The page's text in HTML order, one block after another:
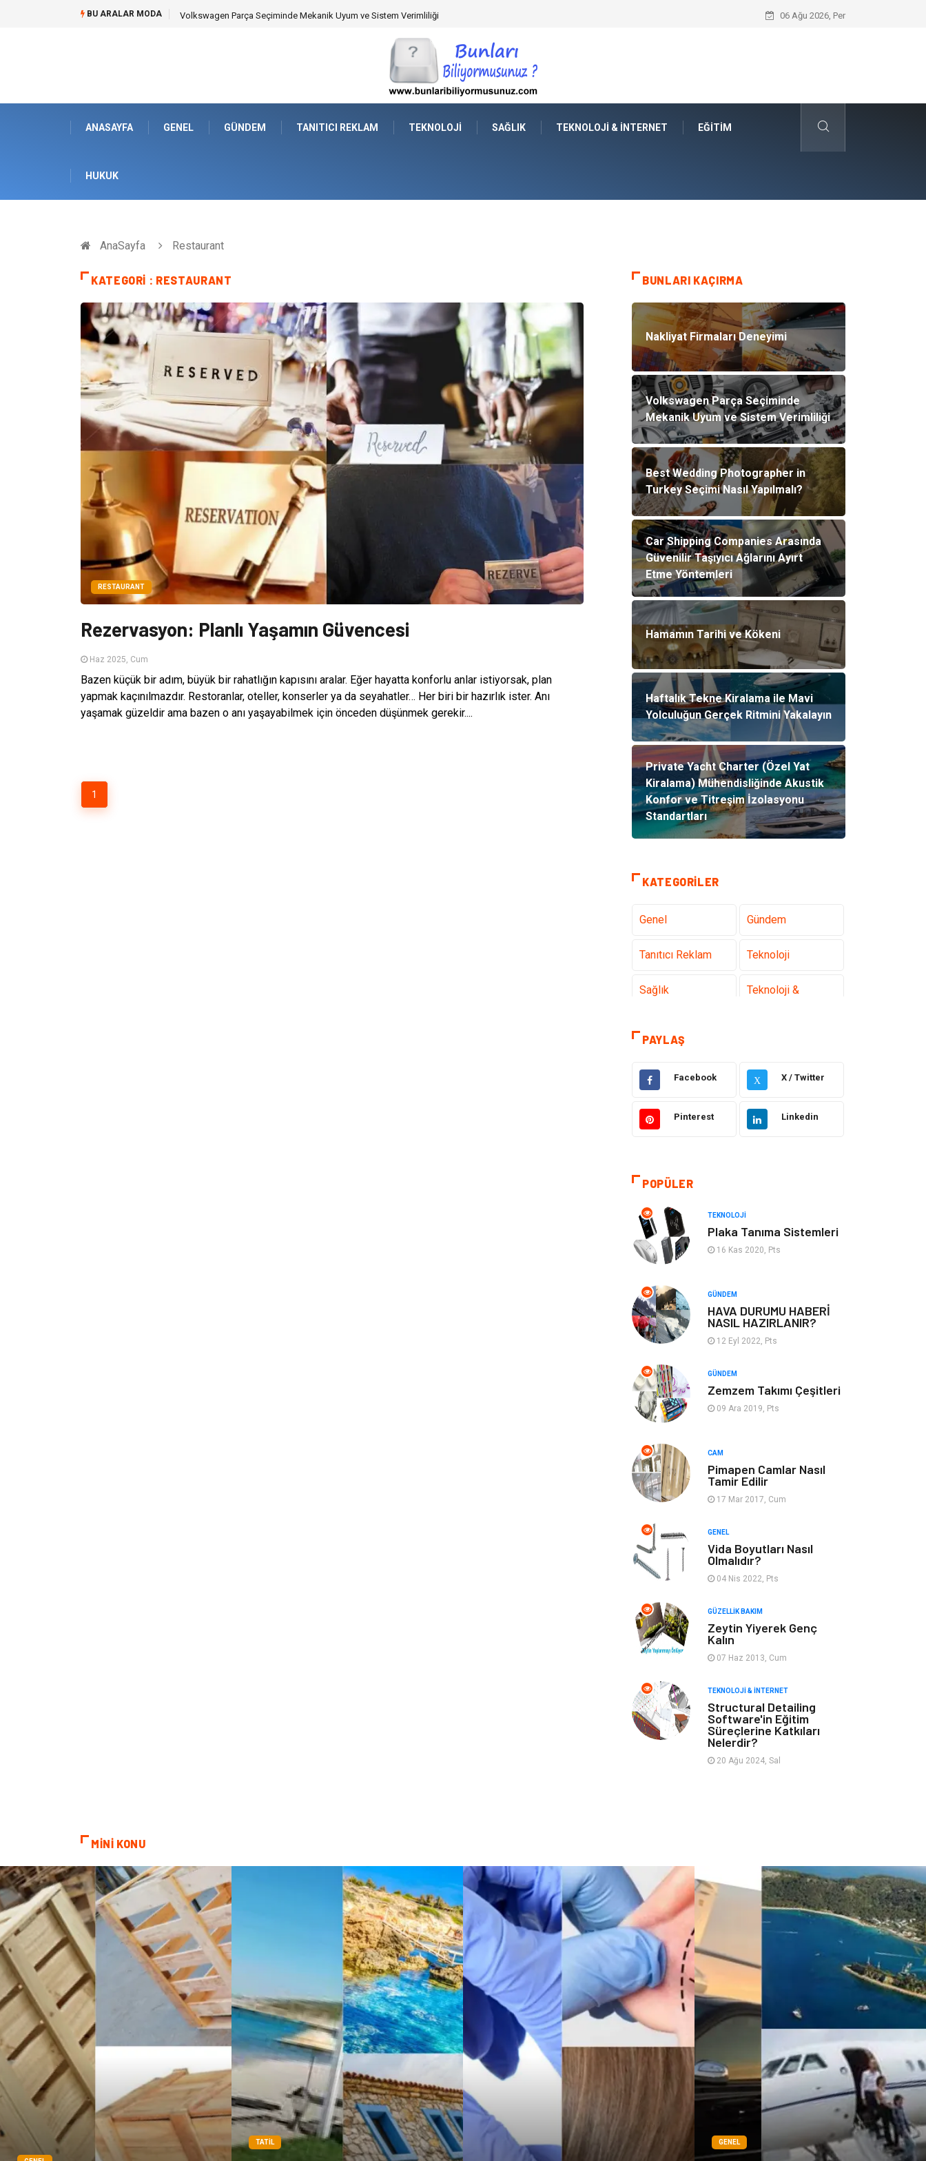
BU ARALAR MODA Best Wedding Photographer in Turkey Seçimi Nasıl Yapılmalı? Car Shipping Companies Arasında
06 Ağu 2026, Per
ANASAYFA GENEL GÜNDEM TANITICI REKLAM TEKNOLOJI SAĞLIK TEKNOLOJI & İNTERNET EĞITIM
HUKUK
AnaSayfa Restaurant
KATEGORI : RESTAURANT
RESTAURANT
Rezervasyon: Planlı Yaşamın Güvencesi
Haz 2025, Cum
Bazen küçük bir adım, büyük bir rahatlığın kapısını aralar. Eğer hayatta konforlu anlar istiyorsak, plan
yapmak kaçınılmazdır. Restoranlar, oteller, konserler ya da seyahatler… Her biri bir hazırlık ister. Anı
yaşamak güzeldir ama bazen o anı yaşayabilmek için önceden düşünmek gerekir....
1
BUNLARI KAÇIRMA
Nakliyat Firmaları Deneyimi
Volkswagen Parça Seçiminde
Mekanik Uyum ve Sistem Verimliliği
Best Wedding Photographer in
Turkey Seçimi Nasıl Yapılmalı?
Car Shipping Companies Arasında
Güvenilir Taşıyıcı Ağlarını Ayırt
Etme Yöntemleri
Hamamın Tarihi ve Kökeni
Haftalık Tekne Kiralama ile Mavi
Yolculuğun Gerçek Ritmini Yakalayın
Private Yacht Charter (Özel Yat
Kiralama) Mühendisliğinde Akustik
Konfor ve Titreşim İzolasyonu
Standartları
KATEGORILER
Genel Gündem
Tanıtıcı Reklam Teknoloji
Sağlık
Teknoloji &
Eğitim
Otomotiv
Elektrik &
Elektronik
Dekorasyon Güzellik Bakım
Tatil Yeme İçme
Emlak
Gayrimenkul Moda
Finans Ekonomi Organizasyon
Bilgisayar &
Yazılım
Mobilya
Ev İşleri
Aksesuar Tekstil
Gençlik Eğlence
İnternet Spor
Markalar
Spor Malzemeleri Borsa
Tarım &
Hayvancılık
Cam
Restaurant
PAYLAŞ
Facebook X X / Twitter
Pinterest Linkedin
POPÜLER
TEKNOLOJI
Plaka Tanıma Sistemleri
16 Kas 2020, Pts
GÜNDEM
HAVA DURUMU HABERİ
NASIL HAZIRLANIR?
12 Eyl 2022, Pts
GÜNDEM
Zemzem Takımı Çeşitleri
09 Ara 2019, Pts
CAM
Pimapen Camlar Nasıl
Tamir Edilir
17 Mar 2017, Cum
GENEL
Vida Boyutları Nasıl
Olmalıdır?
04 Nis 2022, Pts
GÜZELLIK BAKIM
Zeytin Yiyerek Genç
Kalın
07 Haz 2013, Cum
TEKNOLOJI & İNTERNET
Structural Detailing
Software'in Eğitim
Süreçlerine Katkıları
Nelerdir?
20 Ağu 2024, Sal
MİNİ KONU
TATIL GENEL